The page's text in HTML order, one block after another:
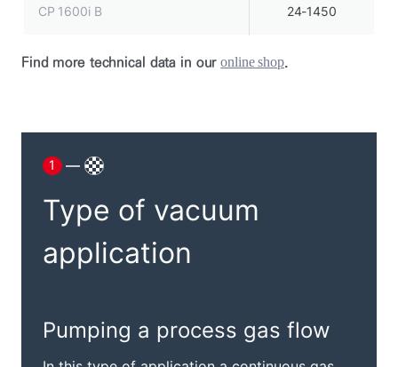
CP 1600i B 24-1450
Find more technical data in ouronline shop.